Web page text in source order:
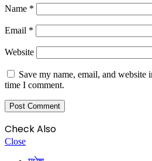
Name *
Email *
Website
Save my name, email, and website
time I comment.
Check Also
Close